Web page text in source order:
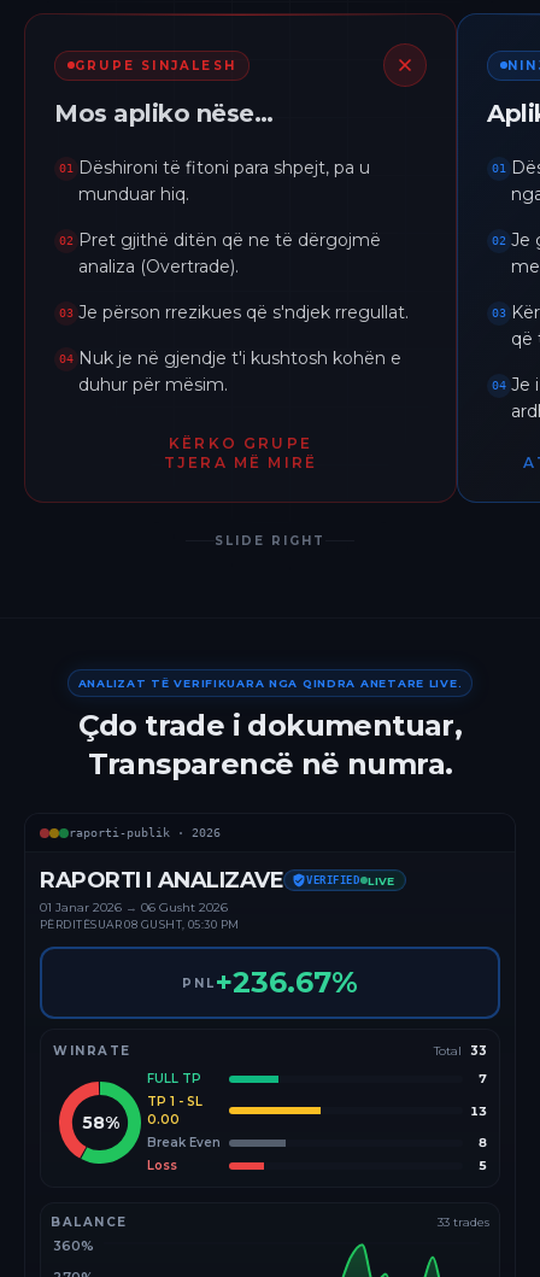
GRUPE SINJALESH
Mos apliko nëse…
01
Dëshironi të fitoni para shpejt, pa u
munduar hiq.
02
Pret gjithë ditën që ne të dërgojmë
analiza (Overtrade).
03 Je përson rrezikues që s'ndjek rregullat.
04 Nuk je në gjendje t'i kushtosh kohën e
duhur për mësim.
KËRKO GRUPE
TJERA MË MIRË
01
02 Je
03
që
04 Je
SLIDE RIGHT
ANALIZAT TË VERIFIKUARA NGA QINDRA ANETARE LIVE.
Çdo trade i dokumentuar,
Transparencë në numra.
raporti-publik · 2026
RAPORTI I ANALIZAVE VERIFIED LIVE
01 Janar 2026 → 06 Gusht 2026
PËRDITËSUAR08 GUSHT, 05:30 PM
PNL +236.67%
WINRATE Total 33
58%
FULL TP
7
TP 1 - SL
0.00
13
Break Even
8
Loss
5
BALANCE 33 trades
360%